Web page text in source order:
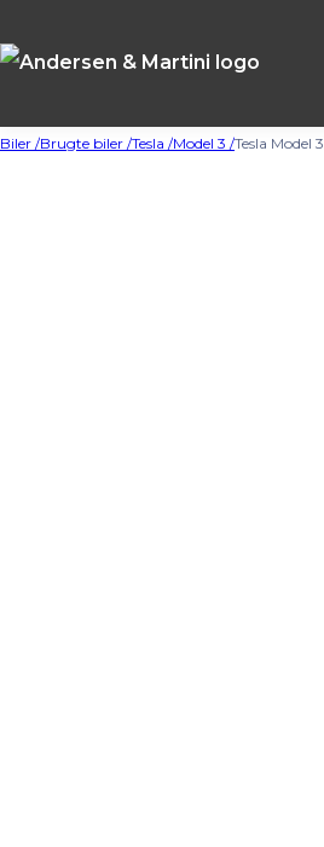
Biler /Brugte biler /Tesla /Model 3 /Tesla Model 3